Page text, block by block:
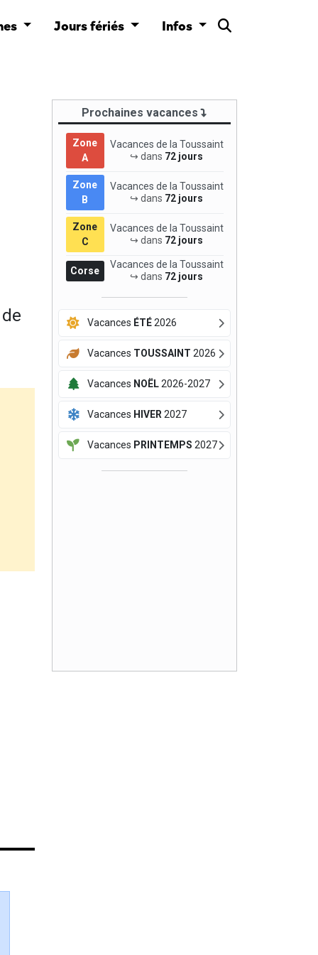
Jours fériés Infos
Prochaines vacances
Zone
A
Vacances de la Toussaint
↪ dans 72 jours
Zone
B
Vacances de la Toussaint
↪ dans 72 jours
Zone
C
Vacances de la Toussaint
↪ dans 72 jours
Corse
Vacances de la Toussaint
↪ dans 72 jours
Vacances ÉTÉ2026
Vacances TOUSSAINT 2026
Vacances NOËL2026-2027
Vacances HIVER 2027
Vacances PRINTEMPS 2027